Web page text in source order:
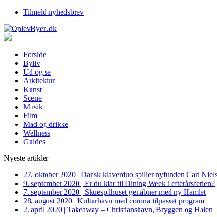
Tilmeld nyhedsbrev
Forside
Byliv
Ud og se
Arkitektur
Kunst
Scene
Musik
Film
Mad og drikke
Wellness
Guides
Nyeste artikler
27. oktober 2020 | Dansk klaverduo spiller nyfunden Carl
9. september 2020 | Er du klar til Dining Week i efterårsferien?
7. september 2020 | Skuespilhuset genåbner med ny Hamlet
28. august 2020 | Kulturhavn med corona-tilpasset program
2. april 2020 | Takeaway – Christianshavn, Bryggen og Halen